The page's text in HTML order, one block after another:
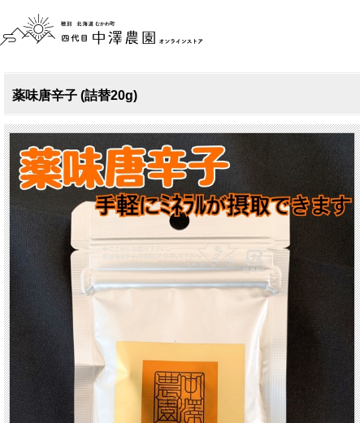
薬味唐辛子 (詰替20g)